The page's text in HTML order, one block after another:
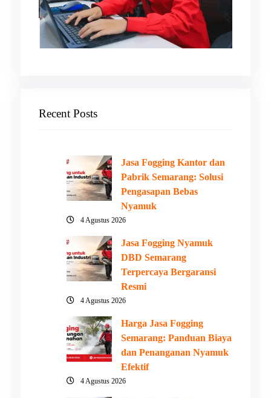
Recent Posts
Jasa Fogging Kantor dan
Pabrik Semarang: Solusi
Pengasapan Bebas
Nyamuk
4 Agustus 2026
Jasa Fogging Nyamuk
DBD Semarang
Terpercaya Bergaransi
Resmi
4 Agustus 2026
Harga Jasa Fogging
Semarang: Panduan Biaya
dan Penanganan Nyamuk
Efektif
4 Agustus 2026